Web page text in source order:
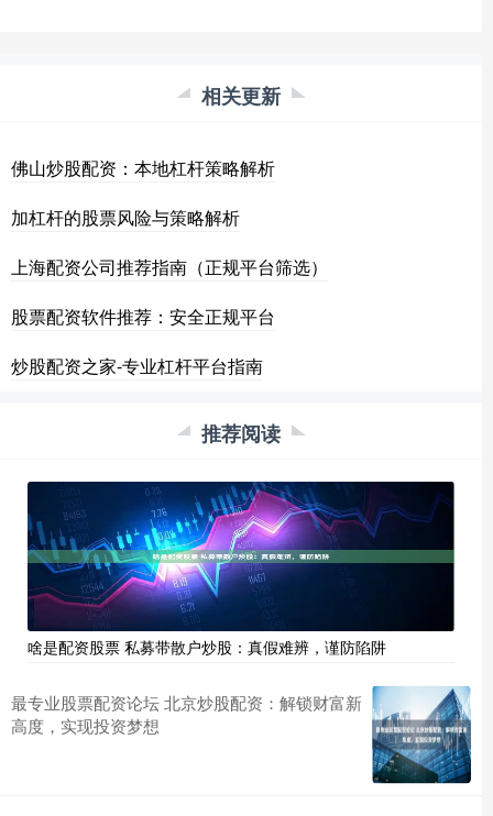
相关更新
佛山炒股配资：本地杠杆策略解析
加杠杆的股票风险与策略解析
上海配资公司推荐指南（正规平台筛选）
股票配资软件推荐：安全正规平台
炒股配资之家-专业杠杆平台指南
推荐阅读
啥是配资股票 私募带散户炒股：真假难辨，谨防陷阱
最专业股票配资论坛 北京炒股配资：解锁财富新
高度，实现投资梦想